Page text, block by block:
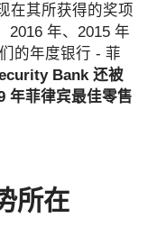
在其所获得的奖项
2016 年、2015 年
的年度银行 - 菲
Bank 还被
年菲律宾最佳零售
所在